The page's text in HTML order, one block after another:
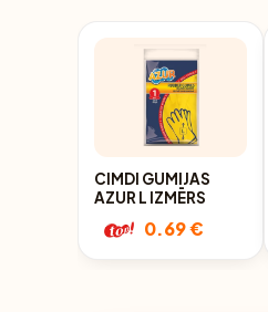
CIMDI GUMIJAS
AZUR L IZMĒRS
0.69 €